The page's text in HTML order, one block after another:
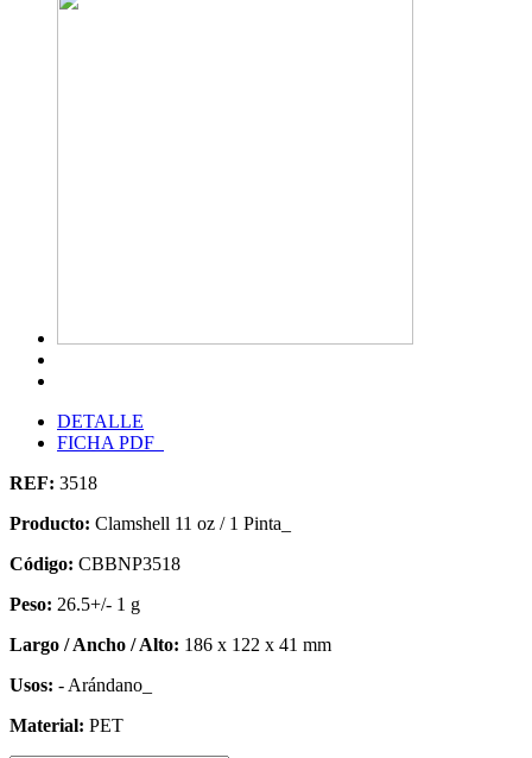
DETALLE
FICHA PDF
REF: 3518
Producto: Clamshell 11 oz / 1 Pinta_
Código: CBBNP3518
Peso: 26.5+/- 1 g
Largo / Ancho / Alto: 186 x 122 x 41 mm
Usos: - Arándano_
Material: PET